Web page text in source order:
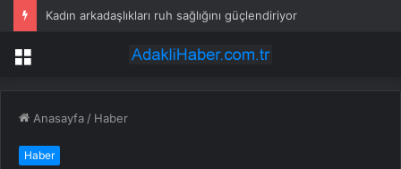
Vezirköprü’de Liseler Arası Münazara Programı
Menü
Anasayfa / Haber
Haber